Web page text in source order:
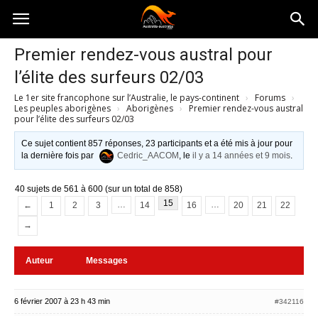
Australia-
australie.com
Premier rendez-vous austral pour
l’élite des surfeurs 02/03
Le 1er site francophone sur l’Australie, le pays-continent › Forums ›
Les peuples aborigènes › Aborigènes ›
Premier rendez-vous austral
pour l’élite des surfeurs 02/03
Ce sujet contient 857 réponses, 23 participants et a été mis à jour pour
la dernière fois par
Cedric_AACOM , leil y a 14 années et 9 mois.
40 sujets de 561 à 600 (sur un total de 858)
←
1 2 3 … 14 15 16 … 20 21
22
→
Auteur Messages
6 février 2007 à 23 h 43 min #342116